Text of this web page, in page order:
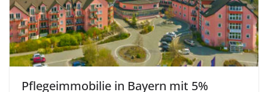
Pflegeimmobilie in Bayern mit 5%